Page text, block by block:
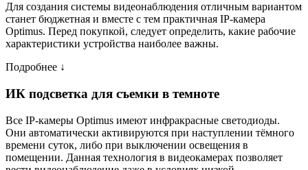
Для создания системы видеонаблюдения отличным вариантом
станет бюджетная и вместе с тем практичная IP-камера
Optimus. Перед покупкой, следует определить, какие рабочие
характеристики устройства наиболее важны.
Подробнее ↓
ИК подсветка для съемки в темноте
Все IP-камеры Optimus имеют инфракрасные светодиоды.
Они автоматически активируются при наступлении тёмного
времени суток, либо при выключении освещения в
помещении. Данная технология в видеокамерах позволяет